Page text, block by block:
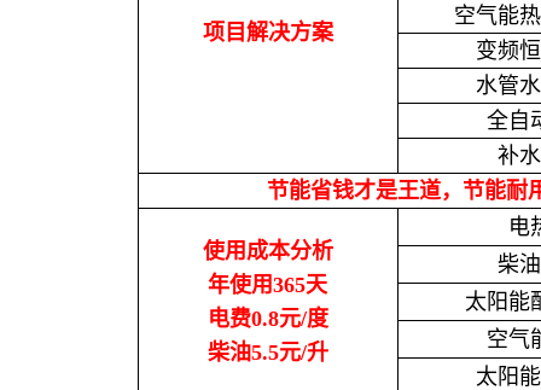
项目解决方案
空气能
变频
水管
全自
补
节能省钱才是王道，节能耐
使用成本分析
年使用365天
电费0.8元/度
柴油5.5元/升
电
柴
太阳能
空气
太阳